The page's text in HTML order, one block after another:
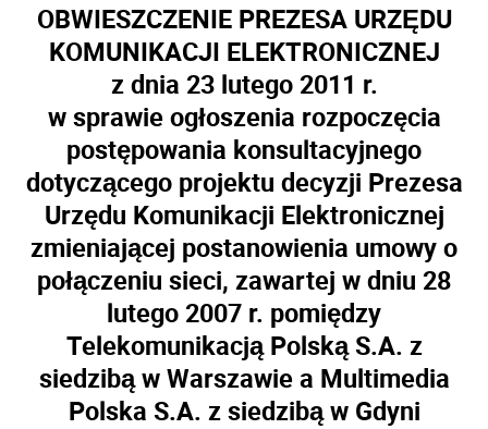
OBWIESZCZENIE PREZESA URZĘDU
KOMUNIKACJI ELEKTRONICZNEJ
z dnia 23 lutego 2011 r.
w sprawie ogłoszenia rozpoczęcia
postępowania konsultacyjnego
dotyczącego projektu decyzji Prezesa
Urzędu Komunikacji Elektronicznej
zmieniającej postanowienia umowy o
połączeniu sieci, zawartej w dniu 28
lutego 2007 r. pomiędzy
Telekomunikacją Polską S.A. z
siedzibą w Warszawie a Multimedia
Polska S.A. z siedzibą w Gdyni